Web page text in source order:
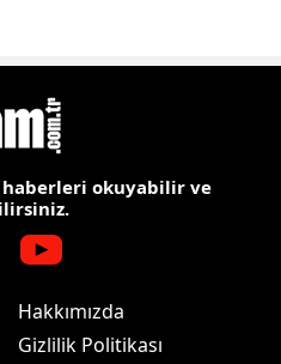
haberleri okuyabilir ve
Hakkımızda
Gizlilik Politikası